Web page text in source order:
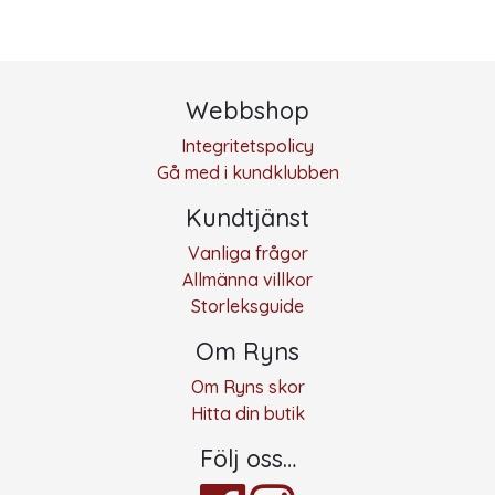
Webbshop
Integritetspolicy
Gå med i kundklubben
Kundtjänst
Vanliga frågor
Allmänna villkor
Storleksguide
Om Ryns
Om Ryns skor
Hitta din butik
Följ oss…